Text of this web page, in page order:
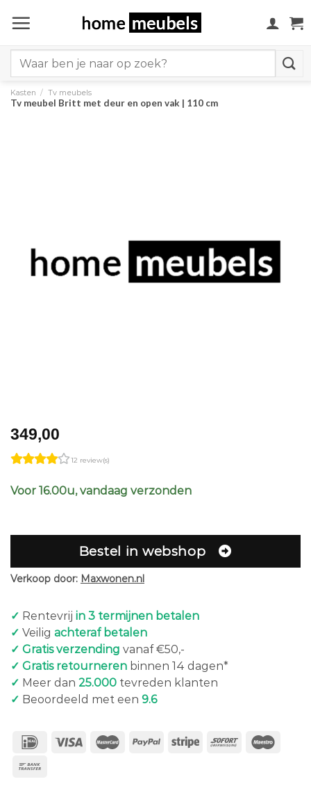
naar
for:
Kasten / Tv meubels
Tv meubel Britt met deur en open vak | 110 cm
349,00
12 review(s)
Voor 16.00u, vandaag verzonden
Bestel in webshop
Verkoop door: Maxwonen.nl
✓ Rentevrij in 3 termijnen betalen
✓ Veilig achteraf betalen
✓ Gratis verzending vanaf €50,-
✓ Gratis retourneren binnen 14 dagen*
✓ Meer dan 25.000 tevreden klanten
✓ Beoordeeld met een 9.6